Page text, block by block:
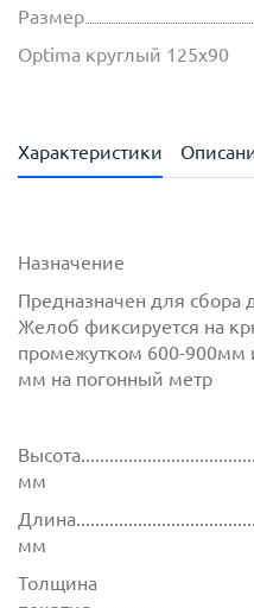
Размер
Optima круглый 125х90
Характеристики
Назначение
Предназначен для
Желоб фиксируется на
промежутком 600-900мм
мм на погонный метр
мм
мм
Толщина